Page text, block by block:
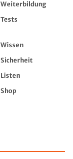
Weiterbildung
Tests
Wissen
Sicherheit
Listen
Shop